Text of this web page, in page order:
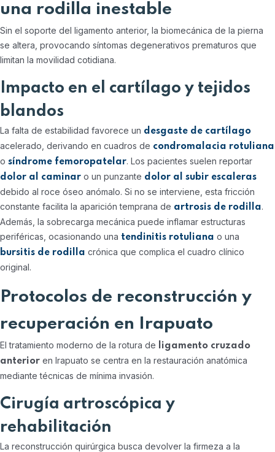
una rodilla inestable
Sin el soporte del ligamento anterior, la biomecánica de la pierna
se altera, provocando síntomas degenerativos prematuros que
limitan la movilidad cotidiana.
Impacto en el cartílago y tejidos
blandos
La falta de estabilidad favorece un desgaste de cartílago
acelerado, derivando en cuadros de condromalacia rotuliana
o síndrome femoropatelar. Los pacientes suelen reportar
dolor al caminar o un punzante dolor al subir escaleras
debido al roce óseo anómalo. Si no se interviene, esta fricción
constante facilita la aparición temprana de artrosis de rodilla.
Además, la sobrecarga mecánica puede inflamar estructuras
periféricas, ocasionando una tendinitis rotuliana o una
bursitis de rodilla crónica que complica el cuadro clínico
original.
Protocolos de reconstrucción y
recuperación en Irapuato
El tratamiento moderno de la rotura de
ligamento cruzado
anterior en Irapuato se centra en la restauración anatómica
mediante técnicas de mínima invasión.
Cirugía artroscópica y
rehabilitación
La reconstrucción quirúrgica busca devolver la firmeza a la